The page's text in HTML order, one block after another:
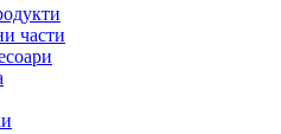
части